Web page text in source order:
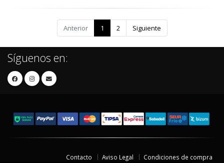
Anterior 1 2 Siguiente
Síguenos en:
Contacto Aviso Legal
Condiciones de compra